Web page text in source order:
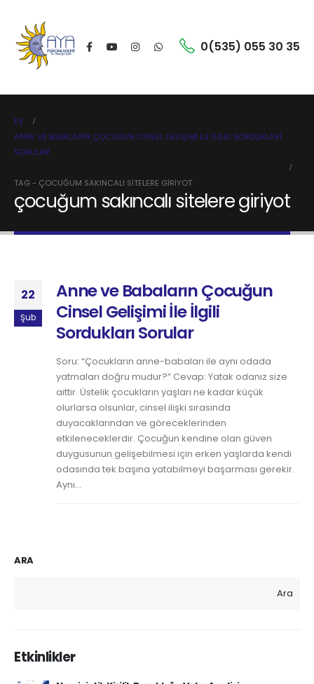
0(535) 055 30 35
EV
ANNE VE BABALARIN ÇOCUĞUN CINSEL GELIŞIMI İLE İLGILI SORDUKLARI
SORULAR
TAG - ÇOCUĞUM SAKINCALI SITELERE GIRIYOT
çocuğum sakıncalı sitelere giriyot
22
Şub
Anne ve Babaların Çocuğun
Cinsel Gelişimi İle İlgili
Sordukları Sorular
Soru: “Çocukların anne-babaları ile aynı odada
yatmaları doğru mudur?” Cevap: Yatak odanız size
aittir. Üstelik çocukların yaşları ne kadar küçük
olurlarsa olsunlar, cinsel ilişki sırasında
duyacaklarından ve göreceklerinden
etkileneceklerdir. Çocuğun kendine olan güven
duygusunun gelişebilmesi için erken yaşlarda kendi
odasında tek başına yatabilmeyi başarması gerekir.
Aynı...
ARA
Ara
Etkinlikler